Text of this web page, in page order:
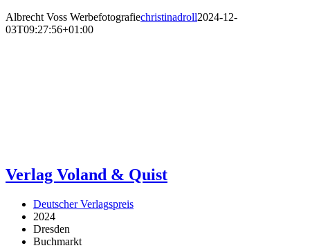
Albrecht Voss Werbefotografiechristinadroll2024-12-
03T09:27:56+01:00
Verlag Voland & Quist
Deutscher Verlagspreis
2024
Dresden
Buchmarkt